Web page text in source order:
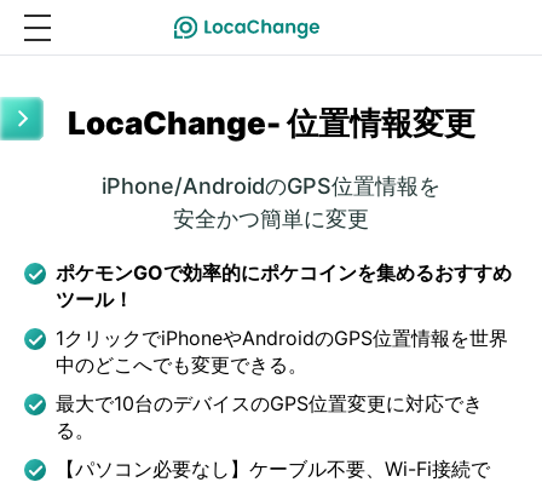
LocaChange- 位置情報変更
iPhone/AndroidのGPS位置情報を
安全かつ簡単に変更
ポケモンGOで効率的にポケコインを集めるおすすめ
ツール！
1クリックでiPhoneやAndroidのGPS位置情報を世界
中のどこへでも変更できる。
最大で10台のデバイスのGPS位置変更に対応でき
る。
【パソコン必要なし】ケーブル不要、Wi-Fi接続で